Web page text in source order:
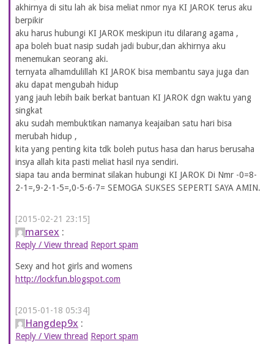
akhirnya di situ lah ak bisa meliat nmor nya KI JAROK terus aku
berpikir
aku harus hubungi KI JAROK meskipun itu dilarang agama ,
apa boleh buat nasip sudah jadi bubur,dan akhirnya aku
menemukan seorang aki.
ternyata alhamdulillah KI JAROK bisa membantu saya juga dan
aku dapat mengubah hidup
yang jauh lebih baik berkat bantuan KI JAROK dgn waktu yang
singkat
aku sudah membuktikan namanya keajaiban satu hari bisa
merubah hidup ,
kita yang penting kita tdk boleh putus hasa dan harus berusaha
insya allah kita pasti meliat hasil nya sendiri.
siapa tau anda berminat silakan hubungi KI JAROK Di Nmr -0=8-
2-1=,9-2-1-5=,0-5-6-7= SEMOGA SUKSES SEPERTI SAYA AMIN.
[2015-02-21 23:15]
marsex :
Reply / View thread Report spam
Sexy and hot girls and womens
http://lockfun.blogspot.com
[2015-01-18 05:34]
Hangdep9x :
Reply / View thread Report spam